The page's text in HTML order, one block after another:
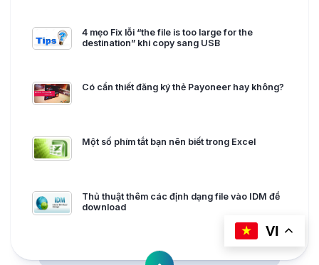
4 mẹo Fix lỗi “the file is too large for the
destination” khi copy sang USB
Có cần thiết đăng ký thẻ Payoneer hay không?
Một số phím tắt bạn nên biết trong Excel
Thủ thuật thêm các định dạng file vào IDM để
download
VI